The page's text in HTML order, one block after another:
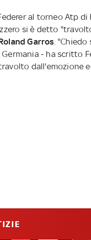
al torneo Atp di
si è detto
Garros .
- ha scritto
dall'emozione